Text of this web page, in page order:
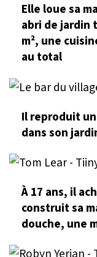
Elle loue sa
abri de jardin
m², une
au total
Il reproduit
dans son
À 17 ans, il
construit sa
douche, une